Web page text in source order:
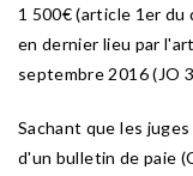
1 500€ (article 1er
en dernier lieu par
septembre 2016 (JO
Sachant que les
d'un bulletin de paie